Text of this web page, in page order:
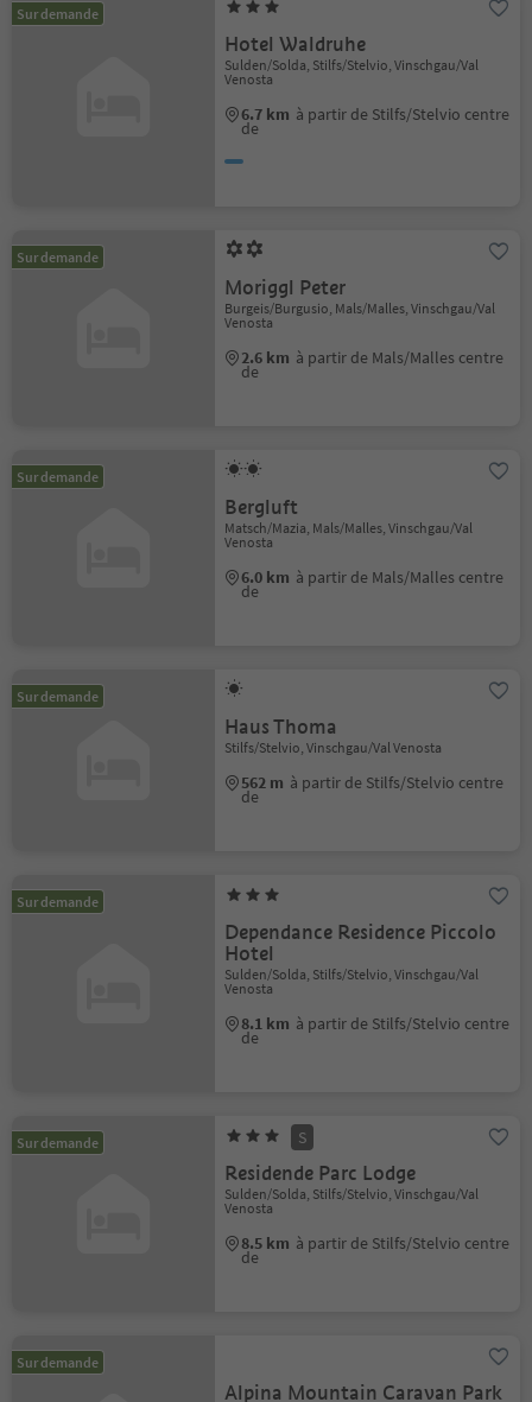
Sur demande
Hotel Waldruhe
Sulden/Solda, Stilfs/Stelvio, Vinschgau/Val
Venosta
6.7 km à partir de Stilfs/Stelvio centre
de
Sur demande
Moriggl Peter
Burgeis/Burgusio, Mals/Malles, Vinschgau/Val
Venosta
2.6 km à partir de Mals/Malles centre
de
Sur demande
Bergluft
Matsch/Mazia, Mals/Malles, Vinschgau/Val
Venosta
6.0 km à partir de Mals/Malles centre
de
Sur demande
Haus Thoma
Stilfs/Stelvio, Vinschgau/Val Venosta
562 m à partir de Stilfs/Stelvio centre
de
Sur demande
Dependance Residence Piccolo
Hotel
Sulden/Solda, Stilfs/Stelvio, Vinschgau/Val
Venosta
8.1 km à partir de Stilfs/Stelvio centre
de
Sur demande S
Residende Parc Lodge
Sulden/Solda, Stilfs/Stelvio, Vinschgau/Val
Venosta
8.5 km à partir de Stilfs/Stelvio centre
de
Sur demande
Alpina Mountain Caravan Park